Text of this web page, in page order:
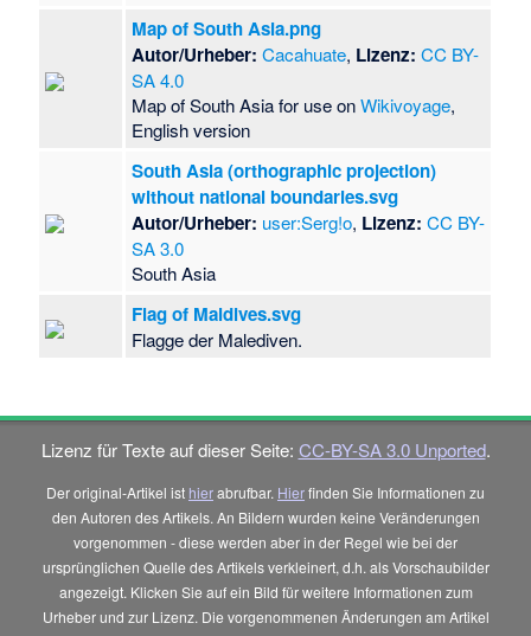
Map of South Asia.png
Autor/Urheber: Cacahuate, Lizenz: CC BY-
SA 4.0
Map of South Asia for use onWikivoyage,
English version
South Asia (orthographic projection)
without national boundaries.svg
Autor/Urheber: user:Serg!o, Lizenz: CC BY-
SA 3.0
South Asia
Flag of Maldives.svg
Flagge der Malediven.
Lizenz für Texte auf dieser Seite: CC-BY-SA 3.0 Unported.
Der original-Artikel ist hierabrufbar. Hierfinden Sie Informationen zu
den Autoren des Artikels. An Bildern wurden keine Veränderungen
vorgenommen - diese werden aber in der Regel wie bei der
ursprünglichen Quelle des Artikels verkleinert, d.h. als Vorschaubilder
angezeigt. Klicken Sie auf ein Bild für weitere Informationen zum
Urheber und zur Lizenz. Die vorgenommenen Änderungen am Artikel